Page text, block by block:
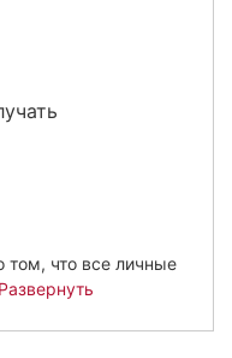
том, что все личные